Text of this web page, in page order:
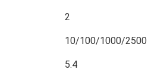
2
10/100/1000/2500
5.4